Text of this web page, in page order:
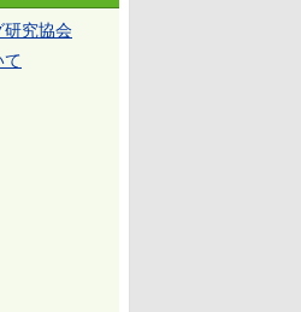
研究協会
て